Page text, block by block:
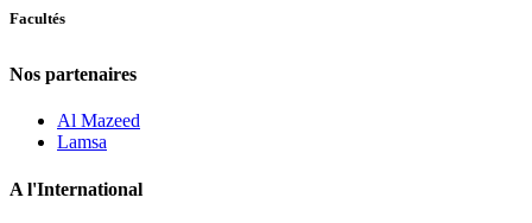
Facultés
Nos partenaires
Al Mazeed
Lamsa
A l'International